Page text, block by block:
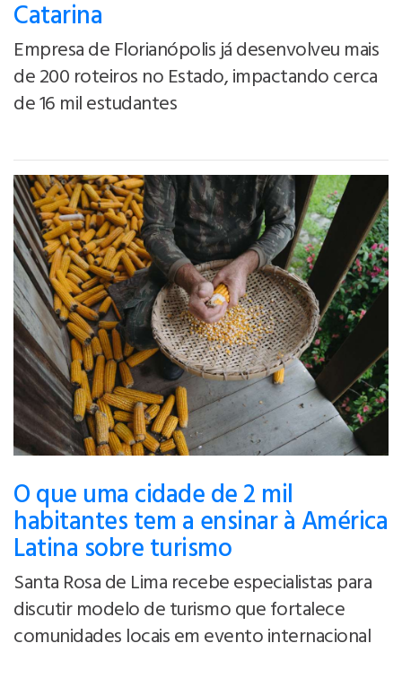
Catarina
Empresa de Florianópolis já desenvolveu mais
de 200 roteiros no Estado, impactando cerca
de 16 mil estudantes
O que uma cidade de 2 mil
habitantes tem a ensinar à América
Latina sobre turismo
Santa Rosa de Lima recebe especialistas para
discutir modelo de turismo que fortalece
comunidades locais em evento internacional